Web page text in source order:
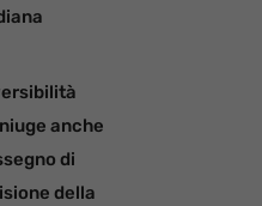
anche
di
della